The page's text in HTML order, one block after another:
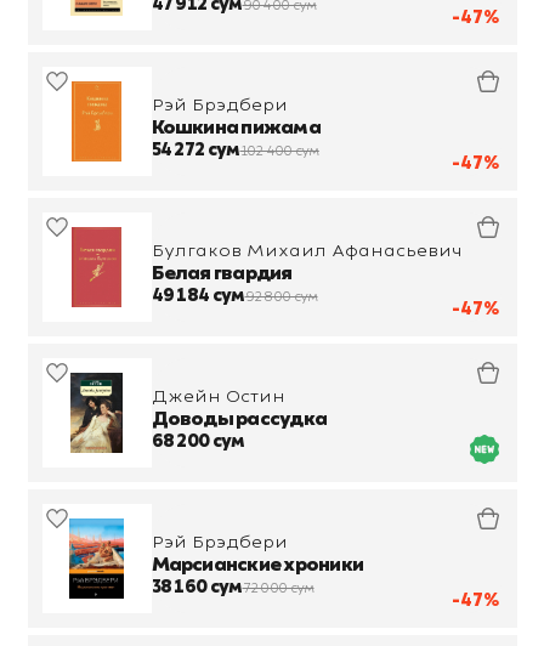
-47%
47 912 сум90 400 сум
-47%
Рэй Брэдбери
Кошкина пижама
54 272 сум102 400 сум
-47%
Булгаков Михаил Афанасьевич
Белая гвардия
49 184 сум92 800 сум
Джейн Остин
Доводы рассудка
68 200 сум
-47%
Рэй Брэдбери
Марсианские хроники
38 160 сум72 000 сум